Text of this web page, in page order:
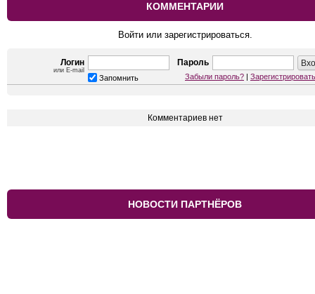
КОММЕНТАРИИ
Войти или зарегистрироваться.
Логин
или E-mail
Пароль
Запомнить Забыли пароль? |
Комментариев нет
НОВОСТИ ПАРТНЁРОВ